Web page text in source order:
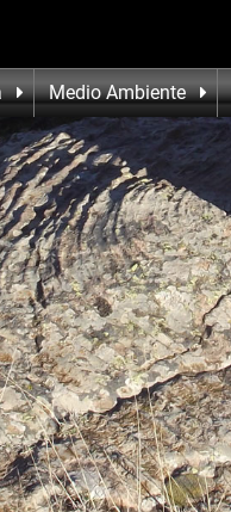
Medio Ambiente